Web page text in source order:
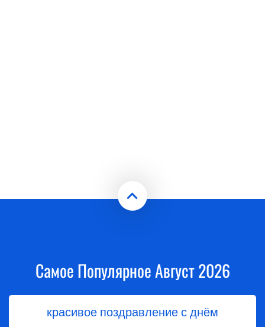
Самое Популярное Август 2026
красивое поздравление с днём